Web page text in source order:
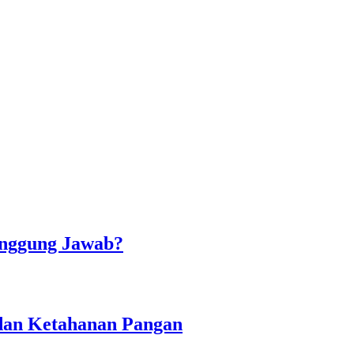
Jawab?
Ketahanan Pangan